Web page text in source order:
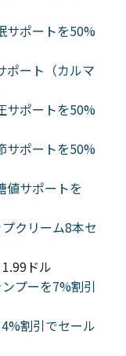
ポートを50%
ート（カルマ
ポートを50%
ポートを50%
サポートを
クリーム8本セ
1.99ドル
プーを7%割引
割引でセール